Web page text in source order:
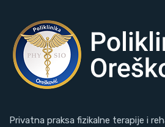
Privatna praksa fizikalne terapije i